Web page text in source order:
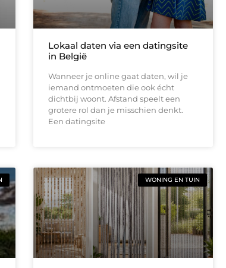
Lokaal daten via een datingsite
in België
Wanneer je online gaat daten, wil je
iemand ontmoeten die ook écht
dichtbij woont. Afstand speelt een
grotere rol dan je misschien denkt.
Een datingsite
WONING EN TUIN